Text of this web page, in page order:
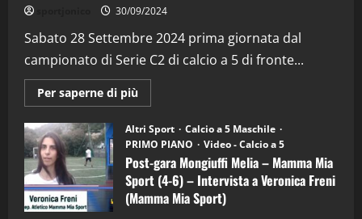
30/09/2024
Sabato 28 Settembre 2024 prima giornata dal
campionato di Serie C2 di calcio a 5 di fronte...
Per saperne di più
informazioni
Post-
gara
Mongiuffi
Melia
–
Mamma
Mia
Sport
Altri Sport
Calcio a 5 Maschile
PRIMO PIANO
Video - Calcio a 5
Post-gara Mongiuffi Melia – Mamma Mia
Sport (4-6) – Intervista a Veronica Freni
(Mamma Mia Sport)
2
“SportEmpire” in Podcast: 29^ Puntata
(Martedi 28 Aprile 2026)
28/04/2026
3
"SportEmpire" in Podcast
“SportEmpire” in Podcast: 28^ Puntata
(Martedi 21 Aprile 2026)
21/04/2026